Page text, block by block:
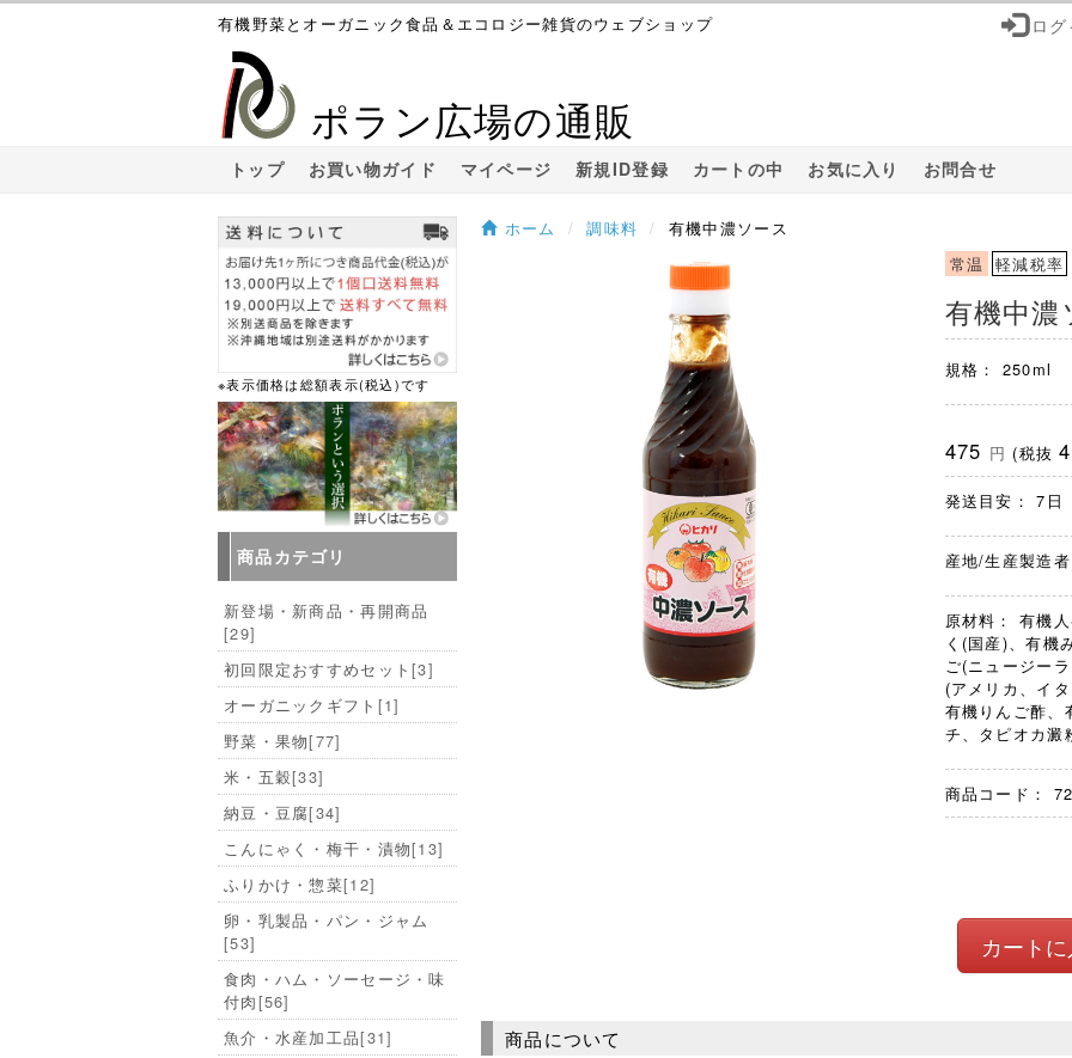
有機野菜とオーガニック食品＆エコロジー雑貨のウェブショップ
ポラン広場の通販
ロ
トップ お買い物ガイド マイページ 新規ID登録 カートの中 お気に入り お問合せ
ホーム 調味料
有機中濃ソース
常温
軽減税率
有機中濃
規格： 250ml
475 円 (税抜
発送目安： 7日
産地/生産製造
原材料： 有機
く(国産)、有機
ご(ニュージー
(アメリカ、イ
有機りんご酢、
チ、タピオカ澱
商品コード：
商品について
※表示価格は総額表示(税込)です
商品カテゴリ
新登場・新商品・再開商品
[29]
初回限定おすすめセット[3]
オーガニックギフト [1]
野菜・果物[77]
米・五穀[33]
納豆・豆腐[34]
こんにゃく・梅干・漬物[13]
ふりかけ・惣菜[12]
卵・乳製品・パン・ジャム
[53]
食肉・ハム・ソーセージ・味
付肉[56]
魚介・水産加工品[31]